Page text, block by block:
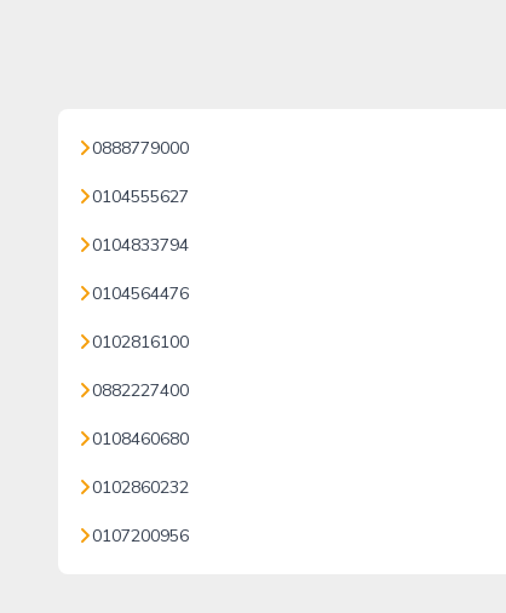
0888779000
0104555627
0104833794
0104564476
0102816100
0882227400
0108460680
0102860232
0107200956